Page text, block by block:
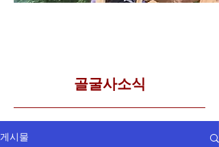
​골굴사소식
게시물